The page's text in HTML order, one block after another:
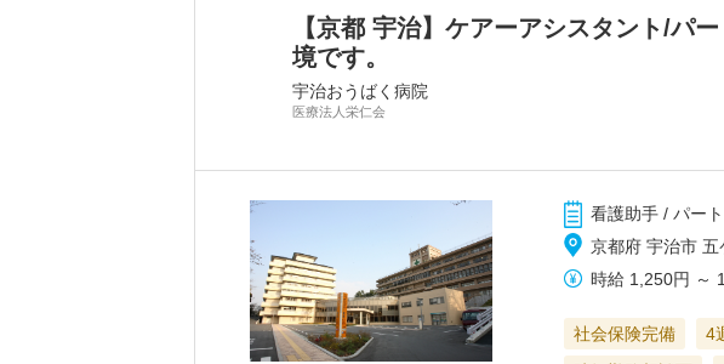
【京都 宇治】ケアーアシスタント/
境です。
宇治おうばく病院
医療法人栄仁会
看護助手 / パー
京都府 宇治市 五
時給 1,250円 ～
社会保険完備 4